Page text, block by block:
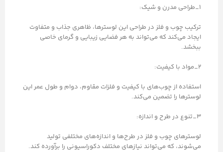
۱_طراحی مدرن و شیک:
ترکیب چوب و فلز در طراحی این لوسترها، ظاهری جذاب و متفاوت
ایجاد می‌کند که می‌تواند به هر فضایی زیبایی و گرمای خاصی
ببخشد.
۲_مواد با کیفیت:
استفاده از چوب‌های با کیفیت و فلزات مقاوم، دوام و طول عمر این
لوسترها را تضمین می‌کند.
۳_تنوع در طرح و اندازه:
لوسترهای چوب و فلز در طرح‌ها و اندازه‌های مختلفی تولید
می‌شوند، که می‌تواند نیازهای مختلف دکوراسیونی را برآورده کند.